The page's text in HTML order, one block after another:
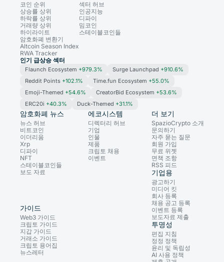
코인 순위
상승률 상위
하락률 상위
거래량 상위
하이라이트
암호화폐 변환기
Altcoin Season Index
RWA Tracker
섹터 허브
인공지능
디파이
밈코인
스테이블코인들
인기 급상승 섹터
Flaunch Ecosystem +979.3% Surge Launchpad +910.6%
Reddit Points +102.1% Time.fun Ecosystem +55.0%
Emoji-Themed +54.6% CreatorBid Ecosystem +53.6%
ERC20i +40.3% Duck-Themed +31.1%
암호화폐 뉴스
뉴스 허브
비트코인
이더리움
Xrp
디파이
NFT
스테이블코인들
보도 자료
에코시스템
디렉터리 허브
기업
인물
제품
크립토 채용
이벤트
가이드
Web3 가이드
크립토 가이드
지갑 가이드
거래소 가이드
크립토 용어집
뉴스레터
더 보기
SpazioCrypto 소개
문의하기
자주 묻는 질문
회원 가입
무료 위젯
면책 조항
RSS 피드
기업용
광고하기
미디어 킷
회사 등록
채용 공고 등록
이벤트 등록
보도자료 제출
투명성
편집 지침
정정 정책
윤리 및 독립성
AI 사용 정책